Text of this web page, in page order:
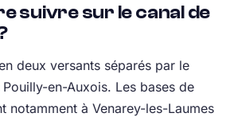
suivre sur le canal de
deux versants séparés par le
en-Auxois. Les bases de
notamment à Venarey-les-Laumes